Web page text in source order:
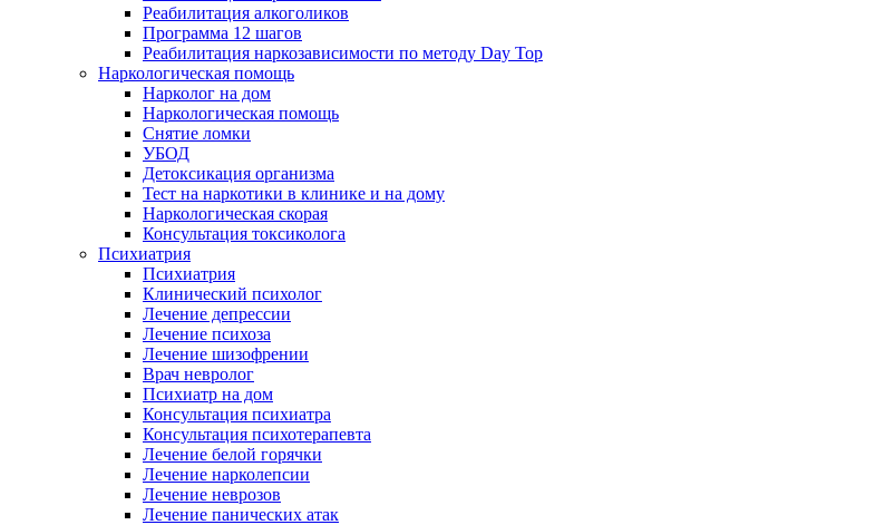
Реабилитация алкоголиков
Программа 12 шагов
Реабилитация наркозависимости по методу Day Top
Наркологическая помощь
Нарколог на дом
Наркологическая помощь
Снятие ломки
УБОД
Детоксикация организма
Тест на наркотики в клинике и на дому
Наркологическая скорая
Консультация токсиколога
Психиатрия
Психиатрия
Клинический психолог
Лечение депрессии
Лечение психоза
Лечение шизофрении
Врач невролог
Психиатр на дом
Консультация психиатра
Консультация психотерапевта
Лечение белой горячки
Лечение нарколепсии
Лечение неврозов
Лечение панических атак